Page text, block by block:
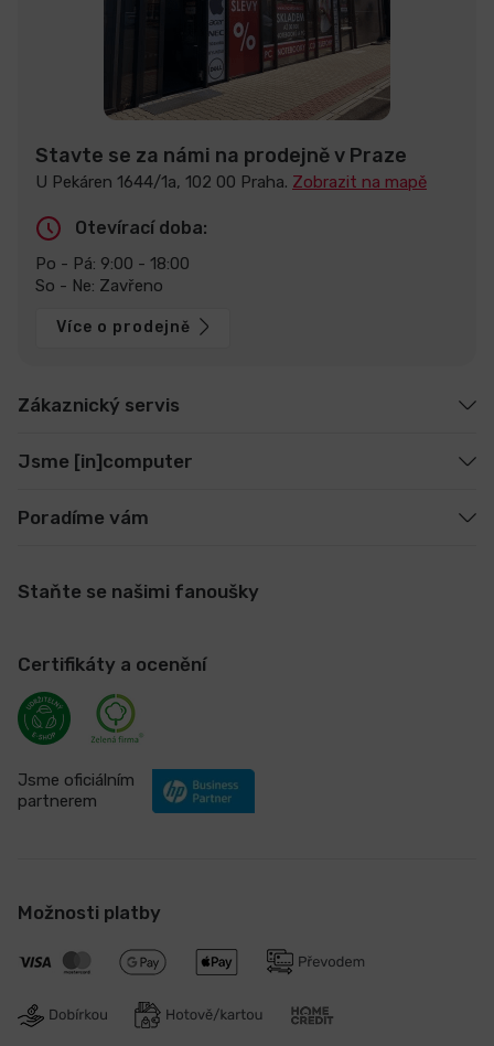
Stavte se za námi na prodejně v Praze
U Pekáren 1644/1a, 102 00 Praha. Zobrazit na mapě
Otevírací doba:
Po - Pá: 9:00 - 18:00
So - Ne: Zavřeno
Více o prodejně
Zákaznický servis
Jsme [in]computer
Poradíme vám
Staňte se našimi fanoušky
Certifikáty a ocenění
Jsme oficiálním
partnerem
Možnosti platby